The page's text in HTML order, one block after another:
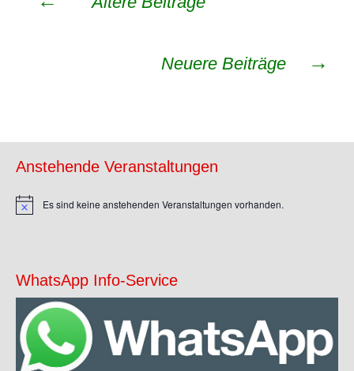
Neuere Beiträge →
Anstehende Veranstaltungen
HinweisEs sind keine anstehenden Veranstaltungen vorhanden.
WhatsApp Info-Service